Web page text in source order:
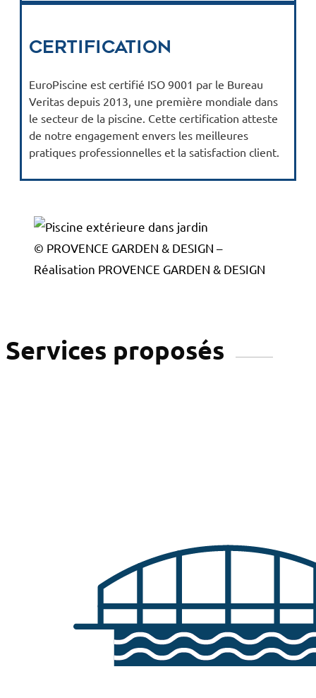
Certification
EuroPiscine est certifié ISO 9001 par le Bureau
Veritas depuis 2013, une première mondiale dans
le secteur de la piscine. Cette certification atteste
de notre engagement envers les meilleures
pratiques professionnelles et la satisfaction client.
© PROVENCE GARDEN & DESIGN –
Réalisation PROVENCE GARDEN & DESIGN
Services proposés